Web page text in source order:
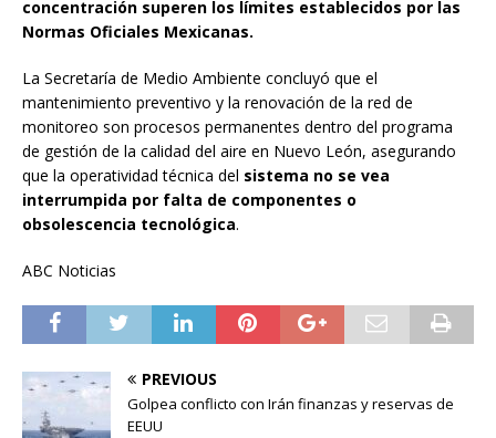
concentración superen los límites establecidos por las
Normas Oficiales Mexicanas.
La Secretaría de Medio Ambiente concluyó que el
mantenimiento preventivo y la renovación de la red de
monitoreo son procesos permanentes dentro del programa
de gestión de la calidad del aire en Nuevo León, asegurando
que la operatividad técnica del sistema no se vea
interrumpida por falta de componentes o
obsolescencia tecnológica.
ABC Noticias
PREVIOUS
Golpea conflicto con Irán finanzas y reservas de
EEUU